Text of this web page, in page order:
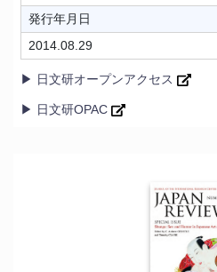
発行年月日
2014.08.29
▶ 日文研オープンアクセス
▶ 日文研OPAC